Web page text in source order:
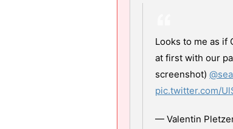
Looks to me as if
at first with our
screenshot)
pic.twitter.com/
— Valentin